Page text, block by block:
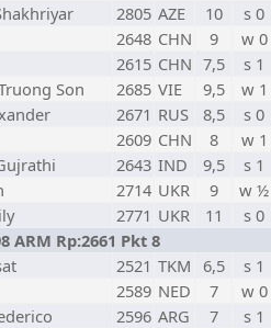
2805 AZE 10
s 0
2648 CHN 9
w 0
2615 CHN 7,5
s 1
Son 2685 VIE 9,5
w 1
2671 RUS 8,5
s 0
2609 CHN 8
w 1
2643 IND 9,5
s 1
2714 UKR 9
w ½
2771 UKR 11
s 0
ARM Rp:2661 Pkt 8
2521 TKM 6,5
s 1
2589 NED 7
w 0
2596 ARG 7
s 1